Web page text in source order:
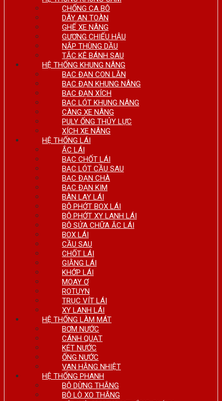
CHỐNG CA BÔ
DÂY AN TOÀN
GHẾ XE NÂNG
GƯƠNG CHIẾU HẬU
NẮP THÙNG DẦU
TẮC KÊ BÁNH SAU
HỆ THỐNG KHUNG NÂNG
BẠC ĐẠN CON LĂN
BẠC ĐẠN KHUNG NÂNG
BẠC ĐẠN XÍCH
BẠC LÓT KHUNG NÂNG
CÀNG XE NÂNG
PULY ỐNG THỦY LỰC
XÍCH XE NÂNG
HỆ THỐNG LÁI
ẮC LÁI
BẠC CHỐT LÁI
BẠC LÓT CẦU SAU
BẠC ĐẠN CHÀ
BẠC ĐẠN KIM
BÀN LAY LÁI
BỘ PHỚT BOX LÁI
BỘ PHỚT XY LANH LÁI
BỘ SỬA CHỮA ẮC LÁI
BOX LÁI
CẦU SAU
CHỐT LÁI
GIẰNG LÁI
KHỚP LÁI
MOAY Ơ
ROTUYN
TRỤC VÍT LÁI
XY LANH LÁI
HỆ THỐNG LÀM MÁT
BƠM NƯỚC
CÁNH QUẠT
KÉT NƯỚC
ỐNG NƯỚC
VAN HẰNG NHIỆT
HỆ THỐNG PHANH
BỘ DỪNG THẮNG
BỘ LÒ XO THẮNG